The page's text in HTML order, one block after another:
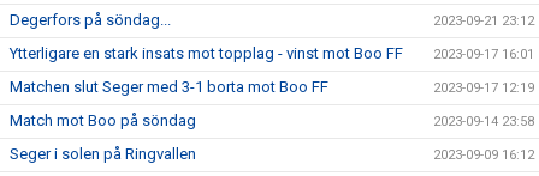
Degerfors på söndag... 2023-09-21 23:12
Ytterligare en stark insats mot topplag - vinst mot Boo FF 2023-09-17 16:01
Matchen slut Seger med 3-1 borta mot Boo FF 2023-09-17 12:19
Match mot Boo på söndag 2023-09-14 23:58
Seger i solen på Ringvallen 2023-09-09 16:12